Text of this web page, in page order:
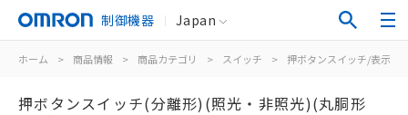
制御機器 Japan
ホーム > 商品情報 > 商品カテゴリ > スイッチ > 押ボタンスイッチ/表示灯
押ボタンスイッチ(分離形)(照光・非照光)(丸胴形